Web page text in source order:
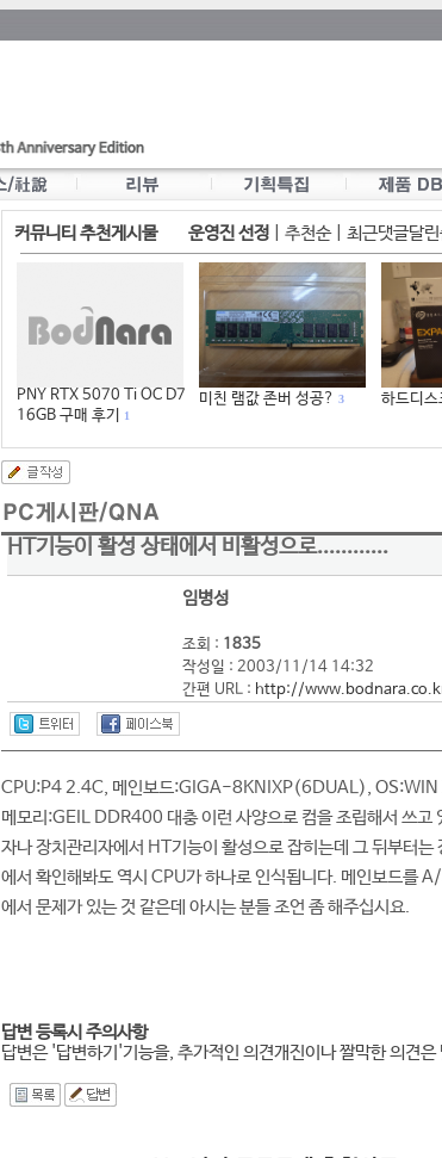
커뮤니티 추천게시물 운영진 선정 추천순| 최근댓글달
PNY RTX 5070 Ti OC D7
16GB 구매 후기
1
미친 램값 존버 성공? 3 하드디스
HT기능이 활성 상태에서 비활성으로............
임병성
조회 : 1835
작성일 : 2003/11/14 14:32
간편 URL : http://
CPU:P4 2.4C, 메인보드:GIGA-8KNIXP(6DUAL), OS:WIN
메모리:GEIL DDR400 대충 이런 사양으로 컴을 조립해서 쓰고
자나 장치관리자에서 HT기능이 활성으로 잡히는데 그 뒤부터
에서 확인해봐도 역시 CPU가 하나로 인식됩니다. 메인보드를
에서 문제가 있는 것 같은데 아시는 분들 조언 좀 해주십시요.
답변 등록시 주의사항
답변은 '답변하기'기능을, 추가적인 의견개진이나 짤막한 의견은